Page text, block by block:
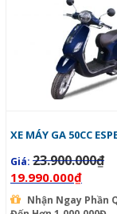
XE MÁY GA 50CC
Giá: 23.900.000₫
19.990.000₫
Nhận Ngay Phần